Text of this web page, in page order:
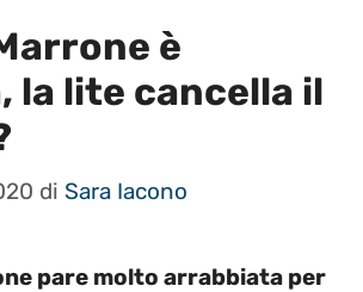
è
la lite cancella il
di Sara Iacono
pare molto arrabbiata per